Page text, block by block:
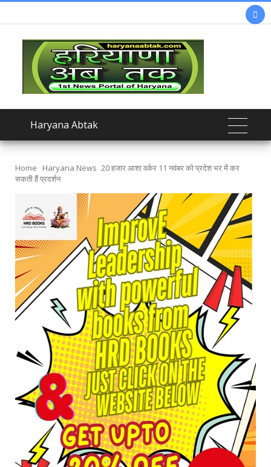

Haryana Abtak
Home Haryana News 20 हजार आशा वर्कर 11 नवंबर को प्रदेश भर में कर
सकती हैं प्रदर्शन